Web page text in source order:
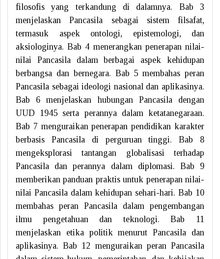
filosofis yang terkandung di dalamnya. Bab 3
menjelaskan Pancasila sebagai sistem filsafat,
termasuk aspek ontologi, epistemologi, dan
aksiologinya. Bab 4 menerangkan penerapan nilai-
nilai Pancasila dalam berbagai aspek kehidupan
berbangsa dan bernegara. Bab 5 membahas peran
Pancasila sebagai ideologi nasional dan aplikasinya.
Bab 6 menjelaskan hubungan Pancasila dengan
UUD 1945 serta perannya dalam ketatanegaraan.
Bab 7 menguraikan penerapan pendidikan karakter
berbasis Pancasila di perguruan tinggi. Bab 8
mengeksplorasi tantangan globalisasi terhadap
Pancasila dan perannya dalam diplomasi. Bab 9
memberikan panduan praktis untuk penerapan nilai-
nilai Pancasila dalam kehidupan sehari-hari. Bab 10
membahas peran Pancasila dalam pengembangan
ilmu pengetahuan dan teknologi. Bab 11
menjelaskan etika politik menurut Pancasila dan
aplikasinya. Bab 12 menguraikan peran Pancasila